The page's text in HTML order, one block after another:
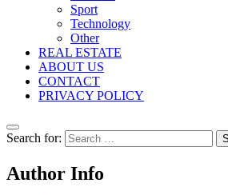
Sport
Technology
Other
REAL ESTATE
ABOUT US
CONTACT
PRIVACY POLICY
Search for:
Author Info